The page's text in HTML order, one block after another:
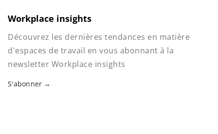
Workplace insights
Découvrez les dernières tendances en matière
d'espaces de travail en vous abonnant à la
newsletter Workplace insights
S'abonner